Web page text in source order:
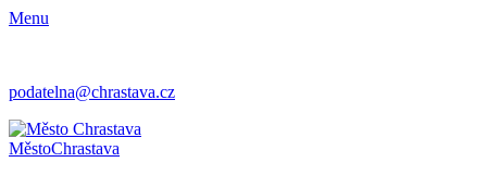
Menu
podatelna@chrastava.cz
MěstoChrastava